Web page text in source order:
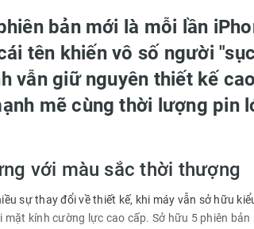
bản mới là mỗi lần
tên khiến vô số người
vẫn giữ nguyên thiết kế
mẽ cùng thời lượng pin
với màu sắc thời thượng
sự thay đổi về thiết kế, khi máy vẫn sở hữu
mặt kính cường lực cao cấp. Sở hữu 5 phiên